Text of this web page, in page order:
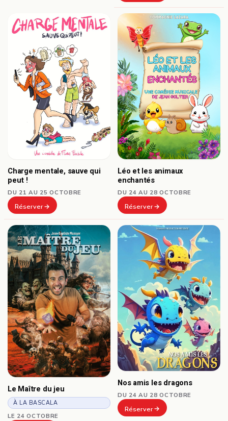
Charge mentale, sauve qui
peut !
DU 21 AU 25 OCTOBRE
Réserver
Léo et les animaux
enchantés
DU 24 AU 28 OCTOBRE
Réserver
Le Maître du jeu
À LA BASCALA
LE 24 OCTOBRE
Nos amis les dragons
DU 24 AU 28 OCTOBRE
Réserver